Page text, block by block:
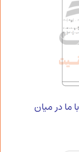
ما در میان